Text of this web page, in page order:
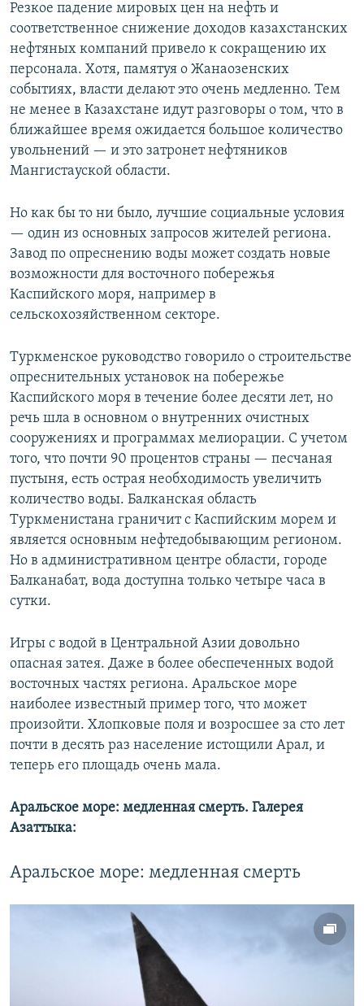
Резкое падение мировых цен на нефть и
соответственное снижение доходов казахстанских
нефтяных компаний привело к сокращению их
персонала. Хотя, памятуя о Жанаозенских
событиях, власти делают это очень медленно. Тем
не менее в Казахстане идут разговоры о том, что в
ближайшее время ожидается большое количество
увольнений — и это затронет нефтяников
Мангистауской области.
Но как бы то ни было, лучшие социальные условия
— один из основных запросов жителей региона.
Завод по опреснению воды может создать новые
возможности для восточного побережья
Каспийского моря, например в
сельскохозяйственном секторе.
Туркменское руководство говорило о строительстве
опреснительных установок на побережье
Каспийского моря в течение более десяти лет, но
речь шла в основном о внутренних очистных
сооружениях и программах мелиорации. С учетом
того, что почти 90 процентов страны — песчаная
пустыня, есть острая необходимость увеличить
количество воды. Балканская область
Туркменистана граничит с Каспийским морем и
является основным нефтедобывающим регионом.
Но в административном центре области, городе
Балканабат, вода доступна только четыре часа в
сутки.
Игры с водой в Центральной Азии довольно
опасная затея. Даже в более обеспеченных водой
восточных частях региона. Аральское море
наиболее известный пример того, что может
произойти. Хлопковые поля и возросшее за сто лет
почти в десять раз население истощили Арал, и
теперь его площадь очень мала.
Аральское море: медленная смерть. Галерея
Азаттыка:
Аральское море: медленная смерть